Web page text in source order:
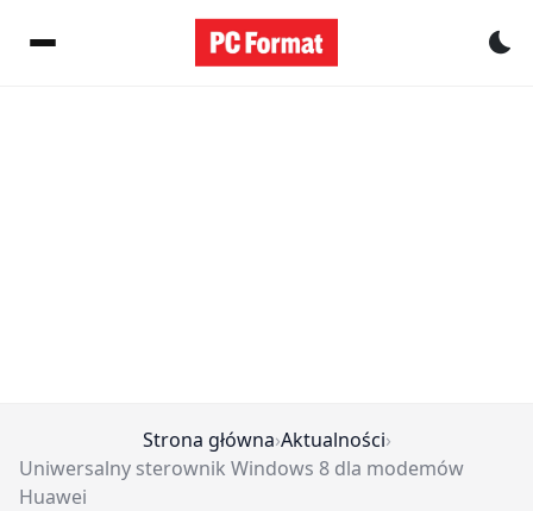
Strona główna›Aktualności›
Uniwersalny sterownik Windows 8 dla modemów
Huawei